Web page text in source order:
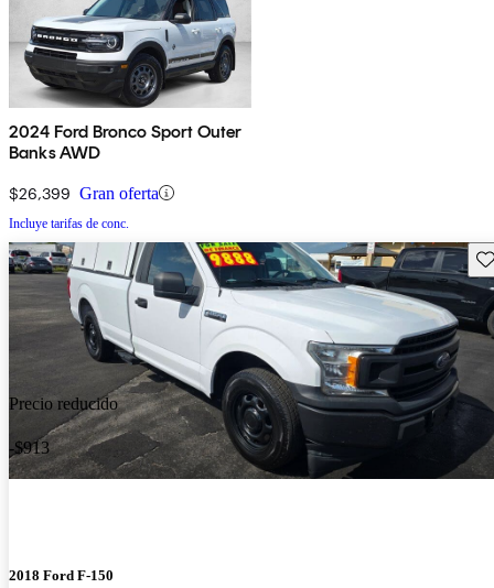
2024 Ford Bronco Sport Outer
Banks AWD
$26,399 Gran oferta
Incluye tarifas de conc.
Precio reducido
-$913
2018 Ford F-150